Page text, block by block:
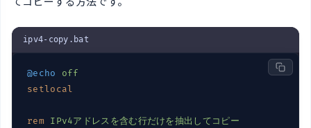
ipv4-copy.bat
@echo
off
setlocal
rem
IPv4アドレスを含む行だけを抽出してコピー